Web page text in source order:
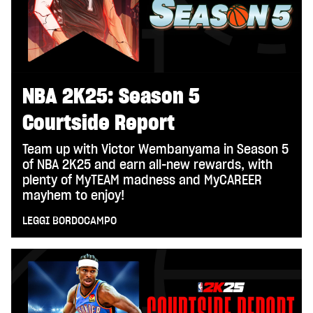
NBA 2K25: Season 5
Courtside Report
Team up with Victor Wembanyama in Season 5
of NBA 2K25 and earn all-new rewards, with
plenty of MyTEAM madness and MyCAREER
mayhem to enjoy!
LEGGI BORDOCAMPO